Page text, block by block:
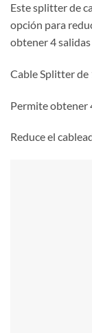
Este splitter de
opción para
obtener 4
Cable Splitter de
Permite obtener
Reduce el